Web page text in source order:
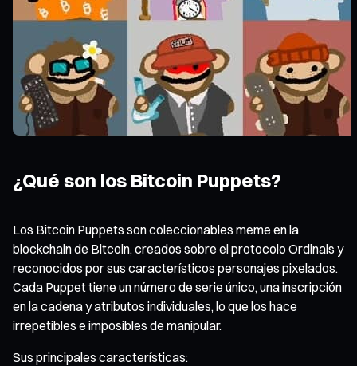
¿Qué son los Bitcoin Puppets?
Los Bitcoin Puppets son coleccionables meme en la
blockchain de Bitcoin, creados sobre el protocolo Ordinals y
reconocidos por sus característicos personajes pixelados.
Cada Puppet tiene un número de serie único, una inscripción
en la cadena y atributos individuales, lo que los hace
irrepetibles e imposibles de manipular.
Sus principales características: